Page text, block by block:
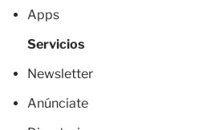
Apps
Servicios
Newsletter
Anúnciate